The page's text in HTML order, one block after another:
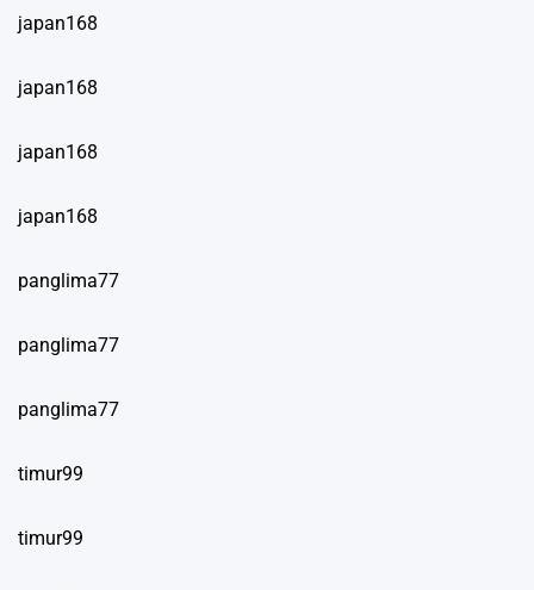
japan168
japan168
japan168
japan168
panglima77
panglima77
panglima77
timur99
timur99